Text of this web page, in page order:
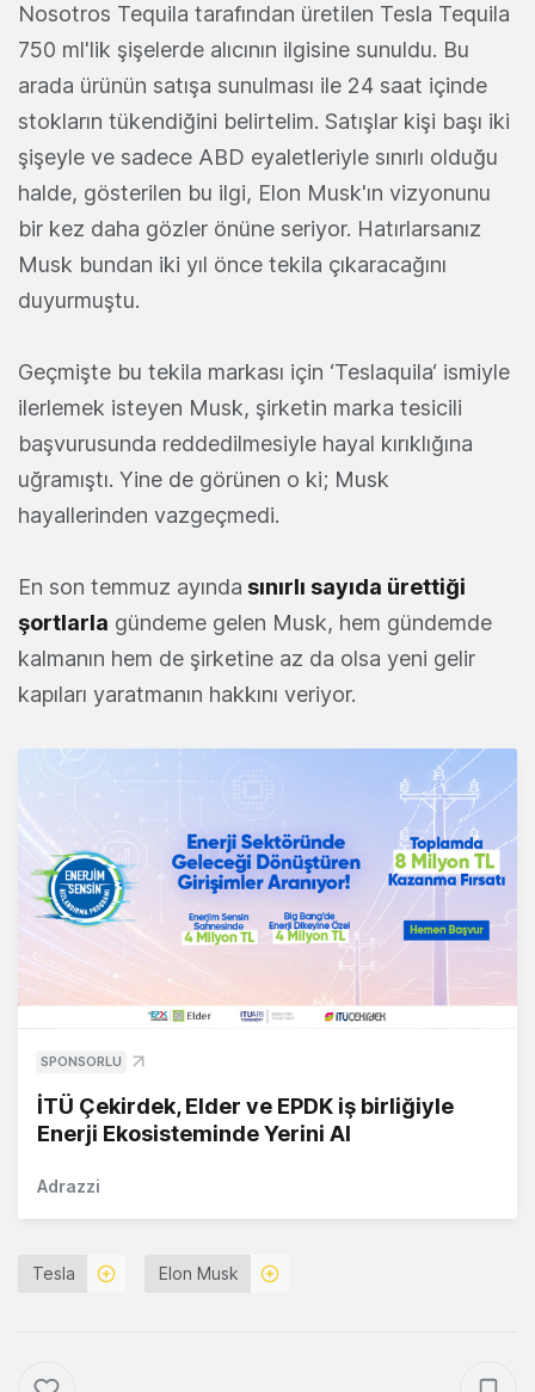
Nosotros Tequila tarafından üretilen Tesla Tequila
750 ml'lik şişelerde alıcının ilgisine sunuldu. Bu
arada ürünün satışa sunulması ile 24 saat içinde
stokların tükendiğini belirtelim. Satışlar kişi başı iki
şişeyle ve sadece ABD eyaletleriyle sınırlı olduğu
halde, gösterilen bu ilgi, Elon Musk'ın vizyonunu
bir kez daha gözler önüne seriyor. Hatırlarsanız
Musk bundan iki yıl önce tekila çıkaracağını
duyurmuştu.
Geçmişte bu tekila markası için ‘Teslaquila‘ ismiyle
ilerlemek isteyen Musk, şirketin marka tesicili
başvurusunda reddedilmesiyle hayal kırıklığına
uğramıştı. Yine de görünen o ki; Musk
hayallerinden vazgeçmedi.
En son temmuz ayında sınırlı sayıda ürettiği
şortlarla gündeme gelen Musk, hem gündemde
kalmanın hem de şirketine az da olsa yeni gelir
kapıları yaratmanın hakkını veriyor.
SPONSORLU
İTÜ Çekirdek, Elder ve EPDK iş birliğiyle
Enerji Ekosisteminde Yerini Al
Adrazzi
Tesla Elon Musk